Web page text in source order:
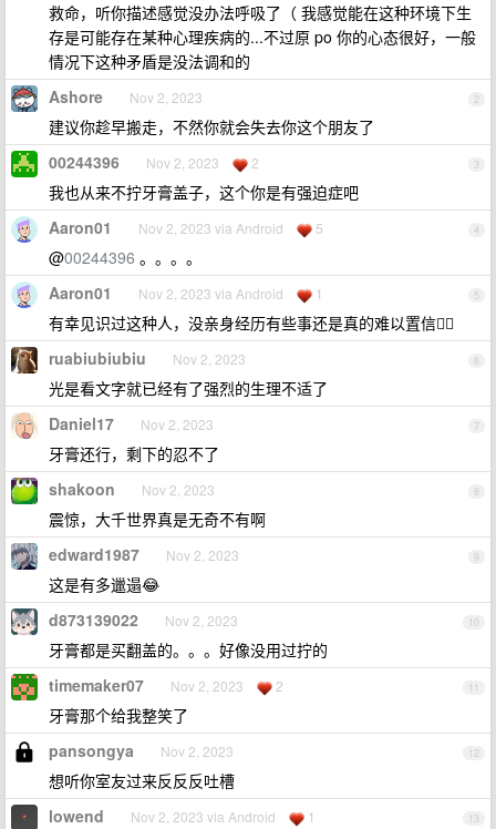
救命，听你描述感觉没办法呼吸了（ 我感觉能在这种环境下生
存是可能存在某种心理疾病的...不过原 po 你的心态很好，一般
情况下这种矛盾是没法调和的
2
Ashore Nov 2, 2023
建议你趁早搬走，不然你就会失去你这个朋友了
3
00244396 Nov 2, 2023 2
我也从来不拧牙膏盖子，这个你是有强迫症吧
4
Aaron01 Nov 2, 2023 via Android 5
@00244396 。。。。
5
Aaron01 Nov 2, 2023 via Android 1
有幸见识过这种人，没亲身经历有些事还是真的难以置信🤦‍♀️
6
ruabiubiubiu Nov 2, 2023
光是看文字就已经有了强烈的生理不适了
7
Daniel17 Nov 2, 2023
牙膏还行，剩下的忍不了
8
shakoon Nov 2, 2023
震惊，大千世界真是无奇不有啊
9
edward1987 Nov 2, 2023
这是有多邋遢😂
10
d873139022 Nov 2, 2023
牙膏都是买翻盖的。。。好像没用过拧的
11
timemaker07 Nov 2, 2023 2
牙膏那个给我整笑了
12
pansongya Nov 2, 2023
想听你室友过来反反反吐槽
13
lowend Nov 2, 2023 via Android 1